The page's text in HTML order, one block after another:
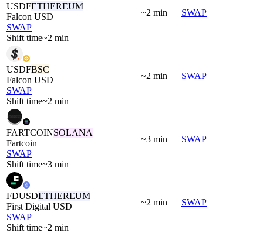
USDFETHEREUM
Falcon USD
SWAP
Shift time~2 min
~2 min SWAP
USDFBSC
Falcon USD
SWAP
Shift time~2 min
~2 min SWAP
FARTCOINSOLANA
Fartcoin
SWAP
Shift time~3 min
~3 min SWAP
FDUSDETHEREUM
First Digital USD
SWAP
Shift time~2 min
~2 min SWAP